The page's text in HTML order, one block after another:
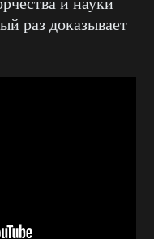
раз доказывает